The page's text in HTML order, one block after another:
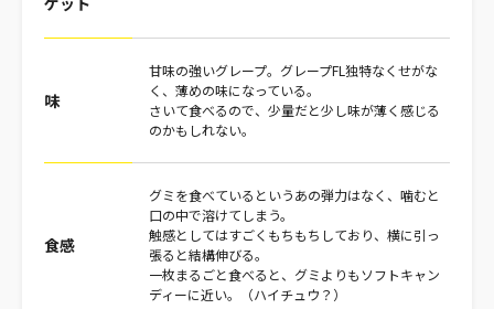
味
甘味の強いグレープ。グレープFL独特なくせがな
く、薄めの味になっている。
さいて食べるので、少量だと少し味が薄く感じる
のかもしれない。
食感
グミを食べているというあの弾力はなく、噛むと
口の中で溶けてしまう。
触感としてはすごくもちもちしており、横に引っ
張ると結構伸びる。
一枚まるごと食べると、グミよりもソフトキャン
ディーに近い。（ハイチュウ？）